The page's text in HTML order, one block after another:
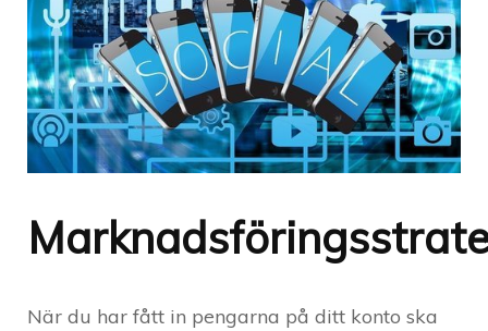
När du har fått in pengarna på ditt konto ska